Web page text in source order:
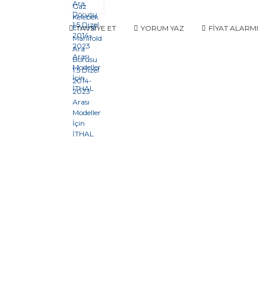
TAVSİYE ET YORUM YAZ FİYAT ALARMI